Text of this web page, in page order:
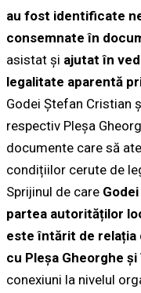
au fost identificate
consemnate în
asistat și ajutat în
legalitate aparentă
Godei Ștefan Cristian
respectiv Pleșa
documente care să
condițiilor cerute de
Sprijinul de care
partea autorităților
este întărit de relația
cu Pleșa Gheorghe
conexiuni la nivelul